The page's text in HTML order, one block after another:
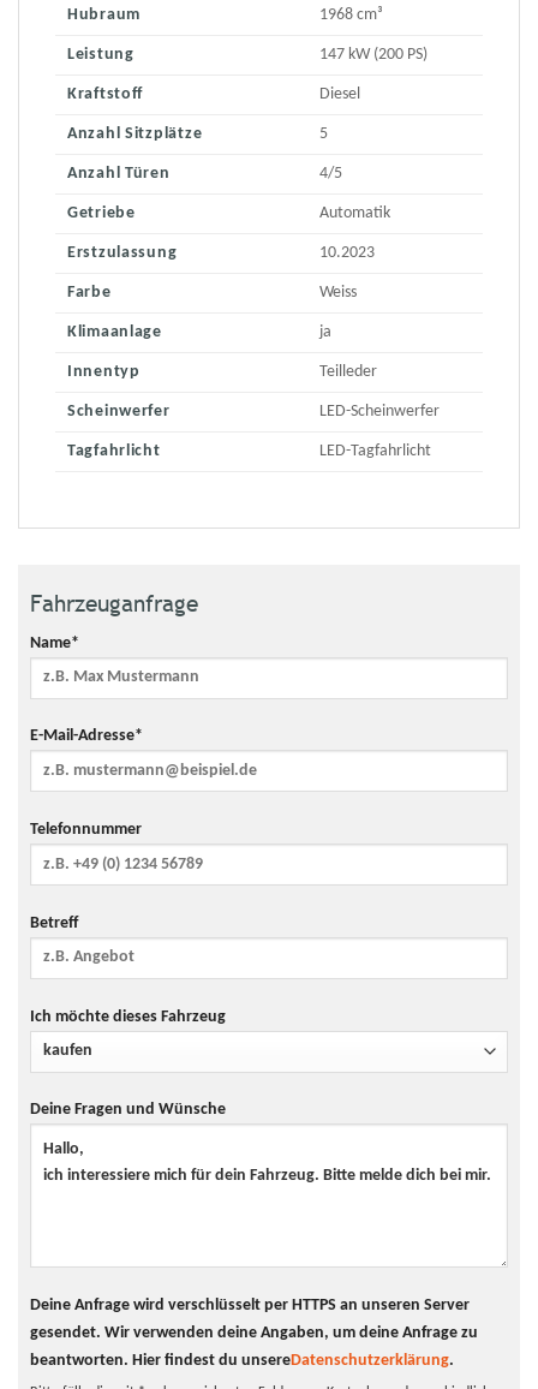
Hubraum 1968 cm³
Leistung 147 kW (200 PS)
Kraftstoff Diesel
Anzahl Sitzplätze 5
Anzahl Türen 4/5
Getriebe Automatik
Erstzulassung 10.2023
Farbe Weiss
Klimaanlage ja
Innentyp Teilleder
Scheinwerfer LED-Scheinwerfer
Tagfahrlicht LED-Tagfahrlicht
Fahrzeuganfrage
Name*
E-Mail-Adresse*
Telefonnummer
Betreff
Ich möchte dieses Fahrzeug
Deine Fragen und Wünsche
Deine Anfrage wird verschlüsselt per HTTPS an unseren Server
gesendet. Wir verwenden deine Angaben, um deine Anfrage zu
beantworten. Hier findest du unsereDatenschutzerklärung.